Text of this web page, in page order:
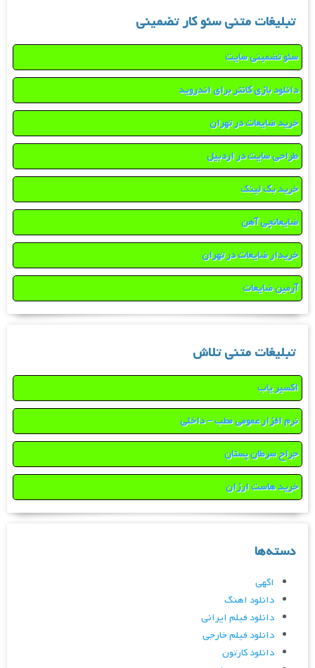
تبلیغات متنی سئو کار تضمینی
سئو تضمینی سایت
دانلود بازی کانتر برای اندروید
خرید ضایعات در تهران
طراحی سایت در اردبیل
خرید بک لینک
ضایعاتچی آهن
خریدار ضایعات در تهران
آرمین ضایعات
تبلیغات متنی تلاش
اکسیر یاب
نرم افزار عمومی مطب – داخلی
جراح سرطان پستان
خرید هاست ارزان
دسته‌ها
اگهی
دانلود اهنگ
دانلود فیلم ایرانی
دانلود فیلم خارجی
دانلود کارتون